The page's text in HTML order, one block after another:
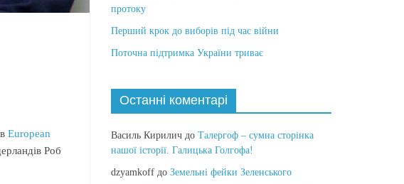
European
Роб
протоку
Перший крок до виборів під час війни
Поточна підтримка України триває
Останні коментарі
Василь Кирилич до Талергоф – сумна сторінка
нашої історії. Галицька Голгофа!
dzyamkoff до Земельні фейки Зеленського